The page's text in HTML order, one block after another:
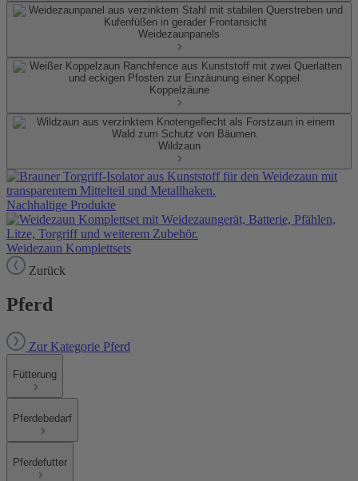
Weidezaunpanels
Koppelzäune
Wildzaun
Nachhaltige Produkte
Weidezaun Komplettsets
Zurück
Pferd
Zur Kategorie Pferd
Fütterung
Pferdebedarf
Pferdefutter